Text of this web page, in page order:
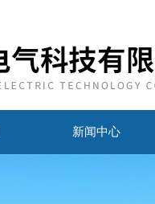
新闻中心